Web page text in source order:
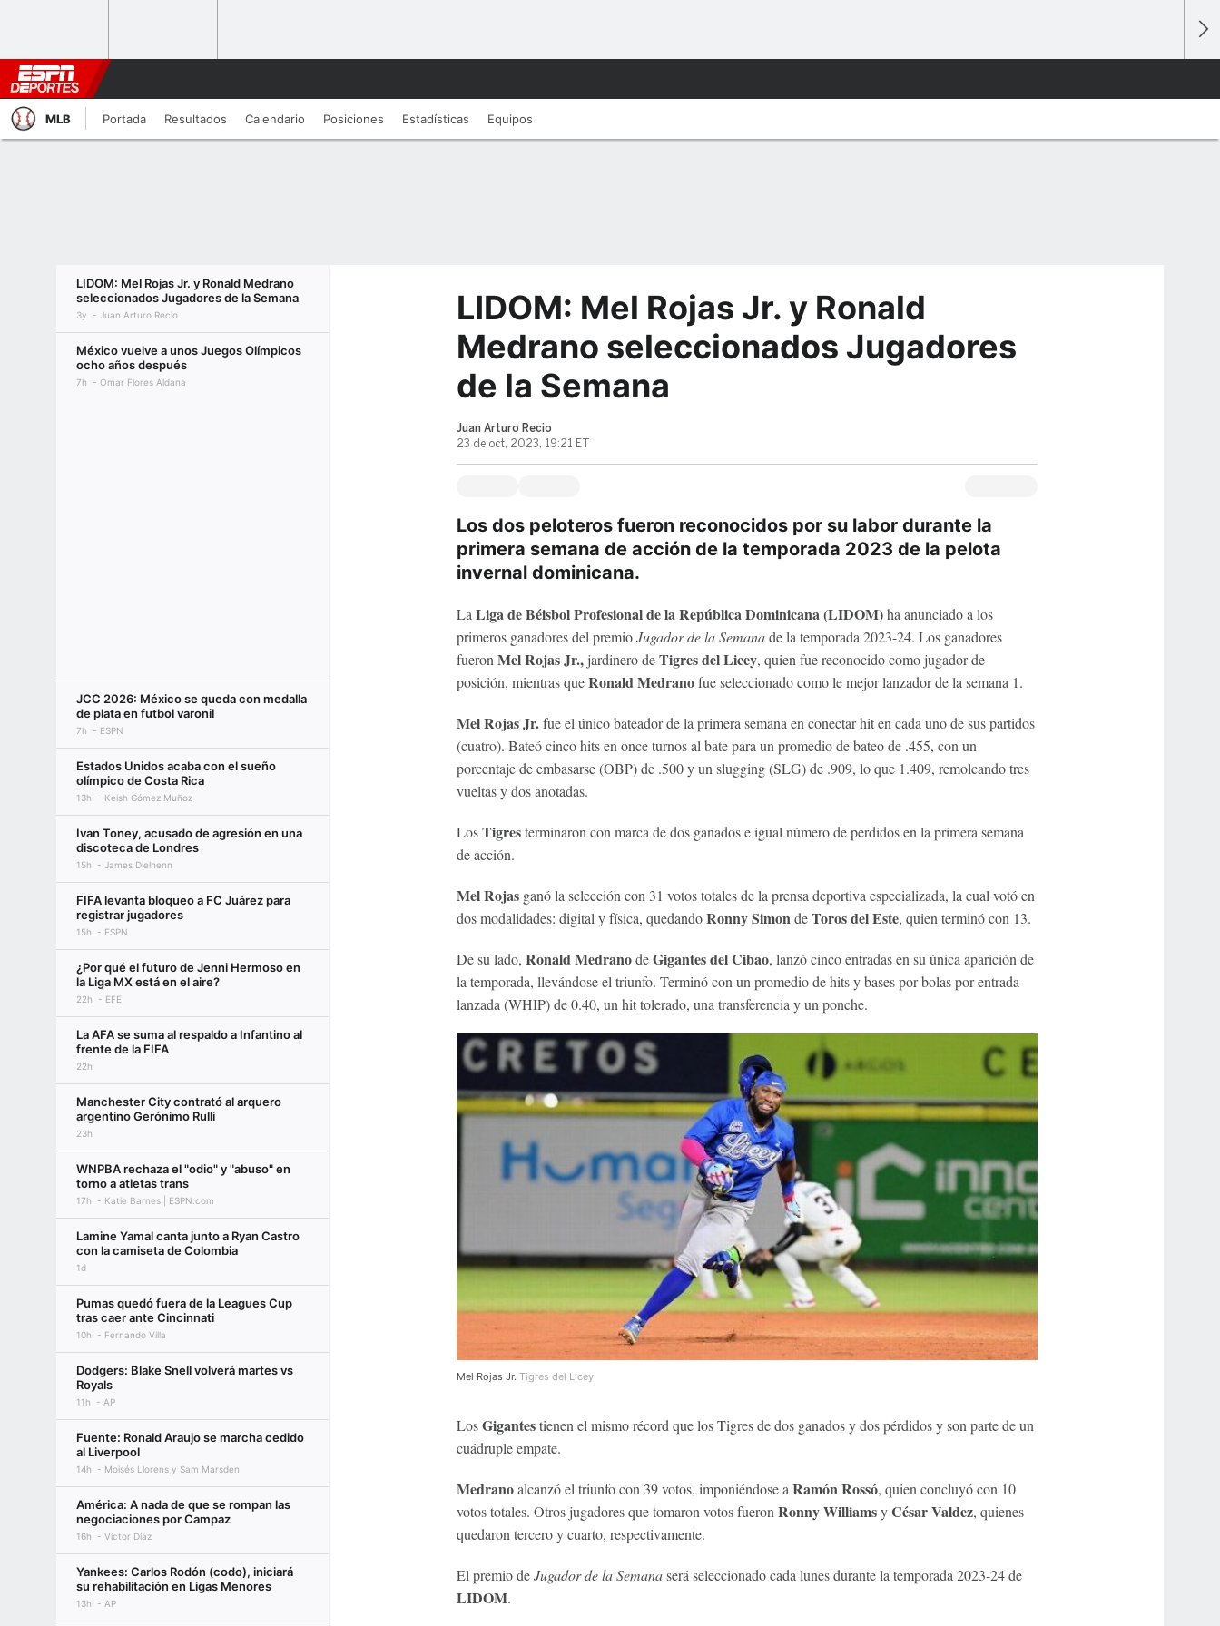
MLB Portada Resultados Calendario Posiciones Estadísticas Equipos
LIDOM: Mel Rojas Jr. y Ronald Medrano
seleccionados Jugadores de la Semana
3y Juan Arturo Recio
México vuelve a unos Juegos Olímpicos
ocho años después
7h Omar Flores Aldana
JCC 2026: México se queda con medalla
de plata en futbol varonil
7h ESPN
Estados Unidos acaba con el sueño
olímpico de Costa Rica
13h Keish Gómez Muñoz
Ivan Toney, acusado de agresión en una
discoteca de Londres
15h James Dielhenn
FIFA levanta bloqueo a FC Juárez para
registrar jugadores
15h ESPN
¿Por qué el futuro de Jenni Hermoso en
la Liga MX está en el aire?
22h EFE
La AFA se suma al respaldo a Infantino al
frente de la FIFA
22h
Manchester City contrató al arquero
argentino Gerónimo Rulli
23h
WNPBA rechaza el "odio" y "abuso" en
torno a atletas trans
17h Katie Barnes | ESPN.com
Lamine Yamal canta junto a Ryan Castro
con la camiseta de Colombia
1d
Pumas quedó fuera de la Leagues Cup
tras caer ante Cincinnati
10h Fernando Villa
Dodgers: Blake Snell volverá martes vs
Royals
11h AP
Fuente: Ronald Araujo se marcha cedido
al Liverpool
14h Moisés Llorens y Sam Marsden
América: A nada de que se rompan las
negociaciones por Campaz
16h Víctor Díaz
Yankees: Carlos Rodón (codo), iniciará
su rehabilitación en Ligas Menores
13h AP
LIDOM: Mel Rojas Jr. y Ronald
Medrano seleccionados Jugadores
de la Semana
Juan Arturo Recio
23 de oct, 2023, 19:21 ET
Los dos peloteros fueron reconocidos por su labor durante la
primera semana de acción de la temporada 2023 de la pelota
invernal dominicana.
La Liga de Béisbol Profesional de la República Dominicana (LIDOM)ha anunciado a los
primeros ganadores del premioJugador de la Semanade la temporada 2023-24. Los ganadores
fueron Mel Rojas Jr.,jardinero deTigres del Licey, quien fue reconocido como jugador de
posición, mientras queRonald Medranofue seleccionado como le mejor lanzador de la semana 1.
Mel Rojas Jr.fue el único bateador de la primera semana en conectar hit en cada uno de sus partidos
(cuatro). Bateó cinco hits en once turnos al bate para un promedio de bateo de .455, con un
porcentaje de embasarse (OBP) de .500 y un slugging (SLG) de .909, lo que 1.409, remolcando tres
vueltas y dos anotadas.
LosTigresterminaron con marca de dos ganados e igual número de perdidos en la primera semana
de acción.
Mel Rojasganó la selección con 31 votos totales de la prensa deportiva especializada, la cual votó en
dos modalidades: digital y física, quedandoRonny Simon deToros del Este, quien terminó con 13.
De su lado, Ronald MedranodeGigantes del Cibao, lanzó cinco entradas en su única aparición de
la temporada, llevándose el triunfo. Terminó con un promedio de hits y bases por bolas por entrada
lanzada (WHIP) de 0.40, un hit tolerado, una transferencia y un ponche.
Mel Rojas Jr. Tigres del Licey
LosGigantestienen el mismo récord que los Tigres de dos ganados y dos pérdidos y son parte de un
cuádruple empate.
Medranoalcanzó el triunfo con 39 votos, imponiéndose aRamón Rossó, quien concluyó con 10
votos totales. Otros jugadores que tomaron votos fueronRonny WilliamsyCésar Valdez, quienes
quedaron tercero y cuarto, respectivamente.
El premio deJugador de la Semanaserá seleccionado cada lunes durante la temporada 2023-24 de
LIDOM.